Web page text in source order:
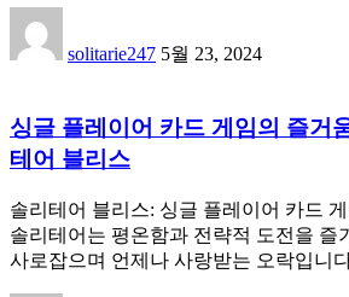
solitarie247 5월 23, 2024
싱글 플레이어 카드 게임의 즐거
테어 블리스
솔리테어 블리스: 싱글 플레이어 카드
솔리테어는 평온함과 전략적 도전을 즐
사로잡으며 언제나 사랑받는 오락입니